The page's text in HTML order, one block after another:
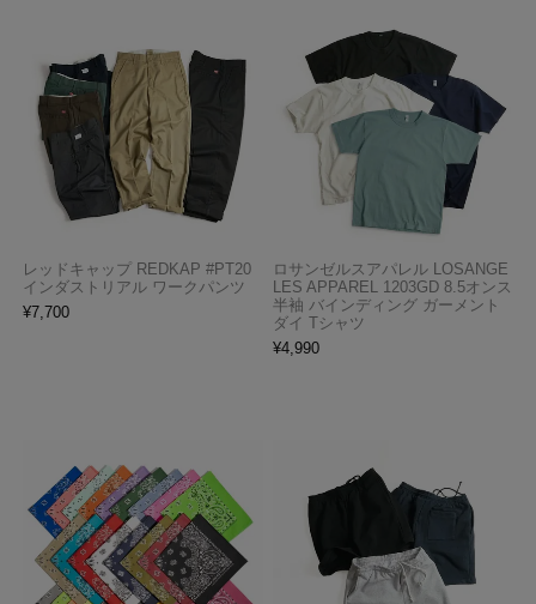
レッドキャップ REDKAP #PT20
インダストリアル ワークパンツ
¥7,700
ロサンゼルスアパレル LOSANGE
LES APPAREL 1203GD 8.5オンス
半袖 バインディング ガーメント
ダイ Tシャツ
¥4,990